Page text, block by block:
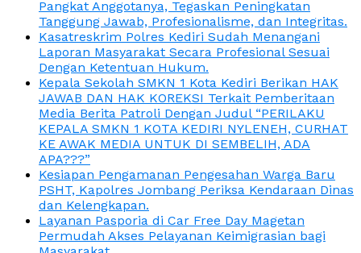
Pangkat Anggotanya, Tegaskan Peningkatan
Tanggung Jawab, Profesionalisme, dan Integritas.
Kasatreskrim Polres Kediri Sudah Menangani
Laporan Masyarakat Secara Profesional Sesuai
Dengan Ketentuan Hukum.
Kepala Sekolah SMKN 1 Kota Kediri Berikan HAK
JAWAB DAN HAK KOREKSI Terkait Pemberitaan
Media Berita Patroli Dengan Judul “PERILAKU
KEPALA SMKN 1 KOTA KEDIRI NYLENEH, CURHAT
KE AWAK MEDIA UNTUK DI SEMBELIH, ADA
APA???”
Kesiapan Pengamanan Pengesahan Warga Baru
PSHT, Kapolres Jombang Periksa Kendaraan Dinas
dan Kelengkapan.
Layanan Pasporia di Car Free Day Magetan
Permudah Akses Pelayanan Keimigrasian bagi